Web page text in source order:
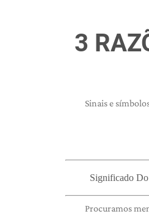
3
Sinais e
Significado
Procuramos